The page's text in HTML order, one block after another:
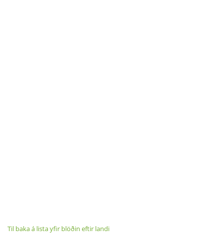
Til baka á lista yfir blöðin eftir landi